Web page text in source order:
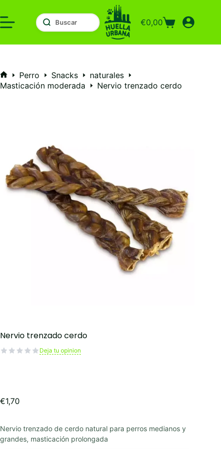
al
contenido
Carro
compra
€0,00
Inicio
Perro Snacks
naturales
Masticación moderada
Nervio trenzado cerdo
Nervio trenzado cerdo
Deja tu opinion
€1,70
Nervio trenzado de cerdo natural para perros medianos y
grandes, masticación prolongada